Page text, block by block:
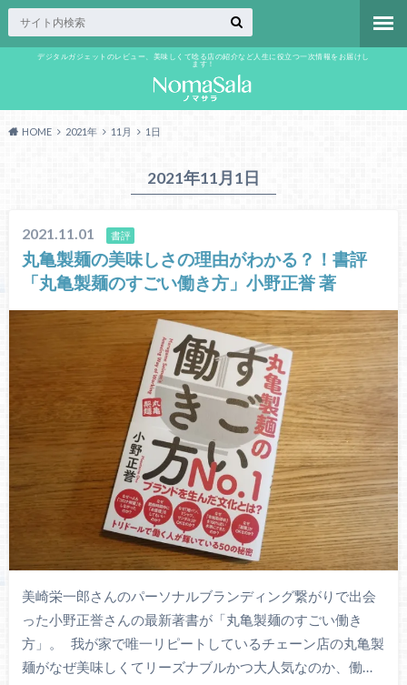
デジタルガジェットのレビュー、美味しくて唸る店の紹介など人生に役立つ一次情報をお届けし
ます！
HOME 2021年 11月 1日
2021年11月1日
2021.11.01 書評
丸亀製麺の美味しさの理由がわかる？！書評
「丸亀製麺のすごい働き方」小野正誉 著
美崎栄一郎さんのパーソナルブランディング繋がりで出会
った小野正誉さんの最新著書が「丸亀製麺のすごい働き
方」。 我が家で唯一リピートしているチェーン店の丸亀製
麺がなぜ美味しくてリーズナブルかつ大人気なのか、働…